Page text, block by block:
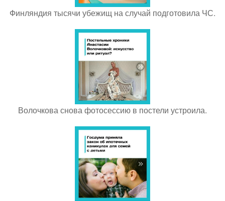
Финляндия тысячи убежищ на случай подготовила ЧС.
Волочкова снова фотосессию в постели устроила.